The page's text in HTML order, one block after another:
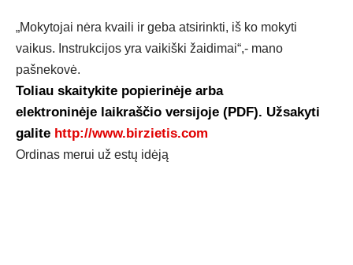
„Mokytojai nėra kvaili ir geba atsirinkti, iš ko mokyti
vaikus. Instrukcijos yra vaikiški žaidimai“,- mano
pašnekovė.
Toliau skaitykite popierinėje arba
elektroninėje laikraščio versijoje (PDF). Užsakyti
galite http://www.birzietis.com
Ordinas merui už estų idėją